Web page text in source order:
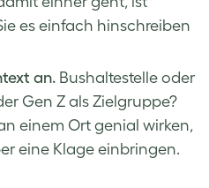
es einfach hinschreiben
an. Bushaltestelle oder
Gen Z als Zielgruppe?
einem Ort genial wirken,
eine Klage einbringen.